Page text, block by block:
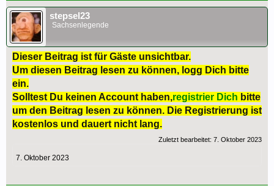
stepsel23
Sachsenlegende
Dieser Beitrag ist für Gäste unsichtbar.
Um diesen Beitrag lesen zu können, logg Dich bitte
ein.
Solltest Du keinen Account haben,registrier Dich bitte
um den Beitrag lesen zu können. Die Registrierung ist
kostenlos und dauert nicht lang.
Zuletzt bearbeitet: 7. Oktober 2023
7. Oktober 2023